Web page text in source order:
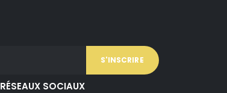
RÉSEAUX SOCIAUX